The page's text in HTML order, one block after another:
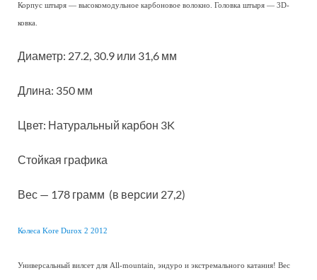
Корпус штыря — высокомодульное карбоновое волокно. Головка штыря — 3D-
ковка.
Диаметр: 27.2, 30.9 или 31,6 мм
Длина: 350 мм
Цвет: Натуральный карбон 3K
Стойкая графика
Вес — 178 грамм (в версии 27,2)
Колеса Kore Durox 2 2012
Универсальный вилсет для All-mountain, эндуро и экстремального катания! Вес